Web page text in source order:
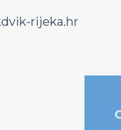
rijeka.hr